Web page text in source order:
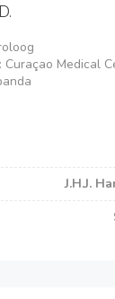
Curaçao Medical
J.H.J.